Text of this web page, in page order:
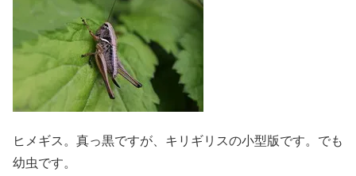
ヒメギス。真っ黒ですが、キリギリスの小型版です。でも
幼虫です。